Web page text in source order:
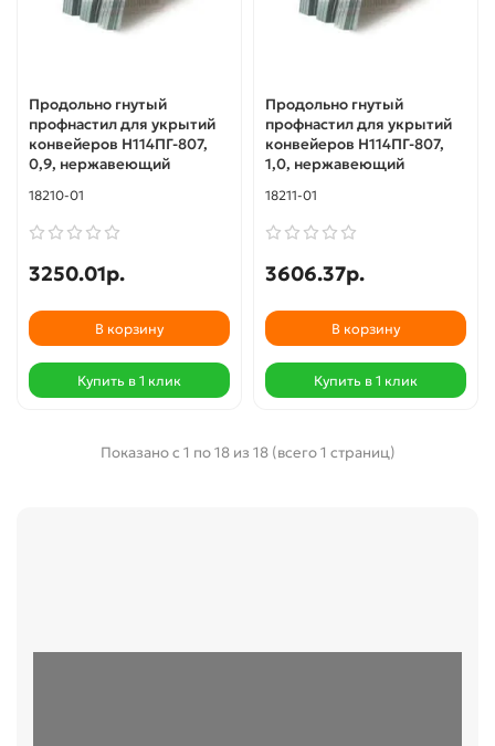
Продольно гнутый
профнастил для укрытий
конвейеров Н114ПГ-807,
0,9, нержавеющий
18210-01
3250.01р.
В корзину
Купить в 1 клик
Продольно гнутый
профнастил для укрытий
конвейеров Н114ПГ-807,
1,0, нержавеющий
18211-01
3606.37р.
В корзину
Купить в 1 клик
Показано с 1 по 18 из 18 (всего 1 страниц)